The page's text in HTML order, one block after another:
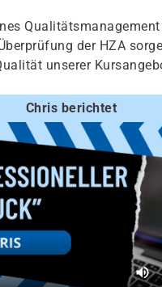
der HZA
unserer
Chris berichtet